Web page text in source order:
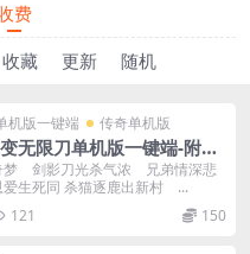
费
收藏 更新 随机
机版一键端 传奇单机版
无限刀单机版一键端-附带
梦 剑影刀光杀气浓 兄弟情深悲
生死同 杀猫逐鹿出新村 ...
121 150